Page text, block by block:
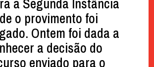
o provimento foi
Ontem foi dada a
a decisão do
enviado para o